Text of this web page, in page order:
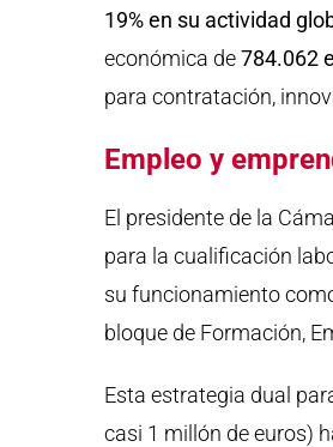
19% en su actividad
económica de784.062
para contratación,
Empleo y
El presidente de la
para la cualificación
su funcionamiento
bloque de Formación,
Esta estrategia dual
casi 1 millón de euros)